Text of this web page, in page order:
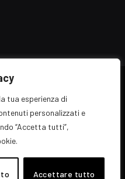
tua esperienza di
personalizzati e
“Accetta tutti”,
Accettare tutto
by ARvis.it
di carattere generalista
- Numero 389/2008
Roani - ISSN: 2036-783X
88 - 00198 Roma CF/PI/R.I.